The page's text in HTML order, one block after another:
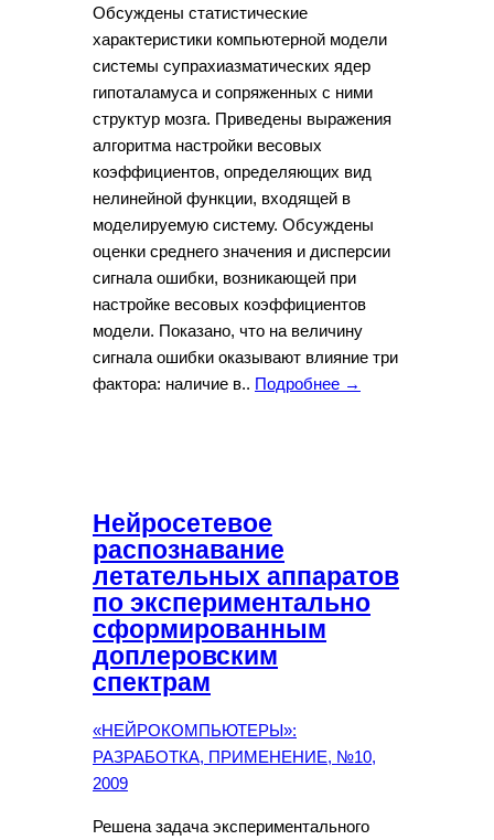
Обсуждены статистические
характеристики компьютерной модели
системы супрахиазматических ядер
гипоталамуса и сопряженных с ними
структур мозга. Приведены выражения
алгоритма настройки весовых
коэффициентов, определяющих вид
нелинейной функции, входящей в
моделируемую систему. Обсуждены
оценки среднего значения и дисперсии
сигнала ошибки, возникающей при
настройке весовых коэффициентов
модели. Показано, что на величину
сигнала ошибки оказывают влияние три
фактора: наличие в.. Подробнее →
Нейросетевое
распознавание
летательных аппаратов
по экспериментально
сформированным
доплеровским
спектрам
«НЕЙРОКОМПЬЮТЕРЫ»:
РАЗРАБОТКА, ПРИМЕНЕНИЕ, №10,
2009
Решена задача экспериментального